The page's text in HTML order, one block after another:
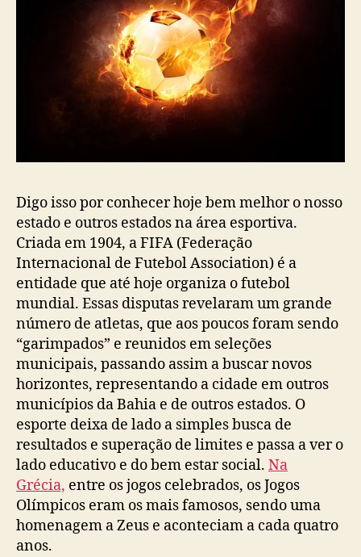
Digo isso por conhecer hoje bem melhor o nosso
estado e outros estados na área esportiva.
Criada em 1904, a FIFA (Federação
Internacional de Futebol Association) é a
entidade que até hoje organiza o futebol
mundial. Essas disputas revelaram um grande
número de atletas, que aos poucos foram sendo
“garimpados” e reunidos em seleções
municipais, passando assim a buscar novos
horizontes, representando a cidade em outros
municípios da Bahia e de outros estados. O
esporte deixa de lado a simples busca de
resultados e superação de limites e passa a ver o
lado educativo e do bem estar social. Na
Grécia, entre os jogos celebrados, os Jogos
Olímpicos eram os mais famosos, sendo uma
homenagem a Zeus e aconteciam a cada quatro
anos.